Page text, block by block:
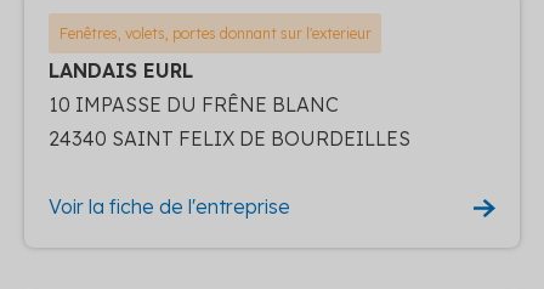
Fenêtres, volets, portes donnant sur l'exterieur
LANDAIS EURL
10 IMPASSE DU FRÊNE BLANC
24340 SAINT FELIX DE BOURDEILLES
Voir la fiche de l'entreprise